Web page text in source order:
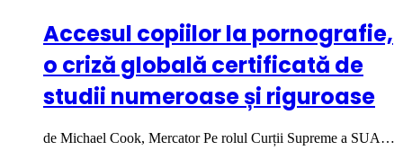
Accesul copiilor la pornografie,
o criză globală certificată de
studii numeroase și riguroase
de Michael Cook, Mercator Pe rolul Curții Supreme a SUA…